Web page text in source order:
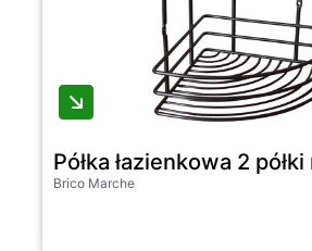
Półka łazienkowa 2
Brico Marche